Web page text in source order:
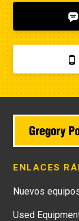
ENLACES
Nuevos
Used